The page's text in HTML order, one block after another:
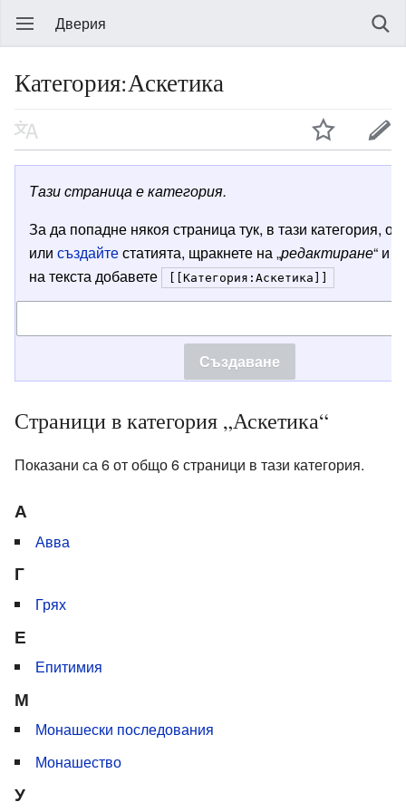
Дверия
Категория:Аскетика
Тази страница е категория.
За да попадне някоя страница тук, в тази категория,
илисъздайтестатията, щракнете на „редактиране“ и
на текста добавете
[[Категория:Аскетика]]
Страници в категория „Аскетика“
Показани са 6 от общо 6 страници в тази категория.
А
Авва
Г
Грях
Е
Епитимия
М
Монашески последования
Монашество
У